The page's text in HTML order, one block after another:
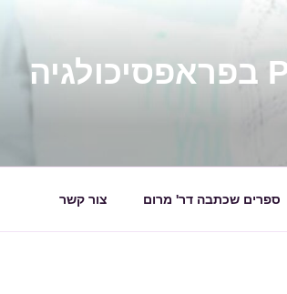
ספרים שכתבה דר' מרום צור קשר